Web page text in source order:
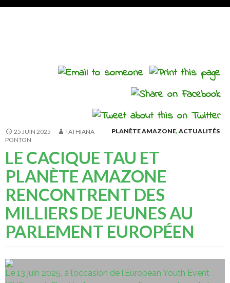
PLANÈTE AMAZONE, ACTUALITÉS
25 JUIN 2025
TATHIANA
PONTON
LE CACIQUE TAU ET
PLANÈTE AMAZONE
RENCONTRENT DES
MILLIERS DE JEUNES AU
PARLEMENT EUROPÉEN
Le 13 juin 2025, à l’occasion de l’European Youth Event